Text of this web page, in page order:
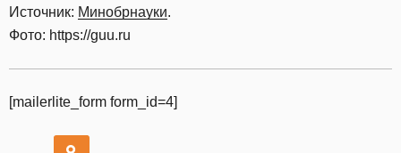
Источник: Минобрнауки.
Фото: https://guu.ru
[mailerlite_form form_id=4]